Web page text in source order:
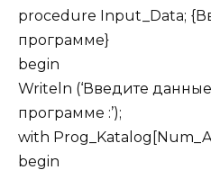
procedure Input_Data;
программе}
begin
Writeln (‘Введите данные
программе :’);
with
begin